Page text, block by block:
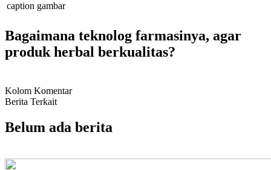
caption gambar
Bagaimana teknolog farmasinya, agar
produk herbal berkualitas?
Kolom Komentar
Berita Terkait
Belum ada berita